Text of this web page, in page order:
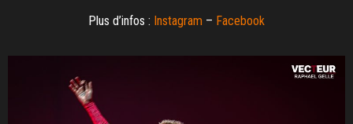
Plus d’infos : Instagram – Facebook